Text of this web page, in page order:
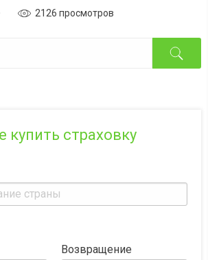
2126 просмотров
купить страховку
Возвращение